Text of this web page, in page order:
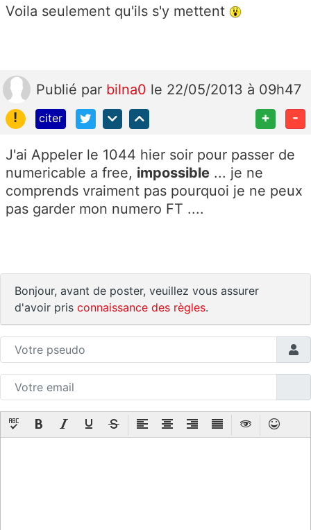
Voila seulement qu'ils s'y mettent
Publié par bilna0 le 22/05/2013 à 09h47
!
citer + -
J'ai Appeler le 1044 hier soir pour passer de
numericable a free, impossible ... je ne
comprends vraiment pas pourquoi je ne peux
pas garder mon numero FT ....
Bonjour, avant de poster, veuillez vous assurer
d'avoir pris connaissance des règles.